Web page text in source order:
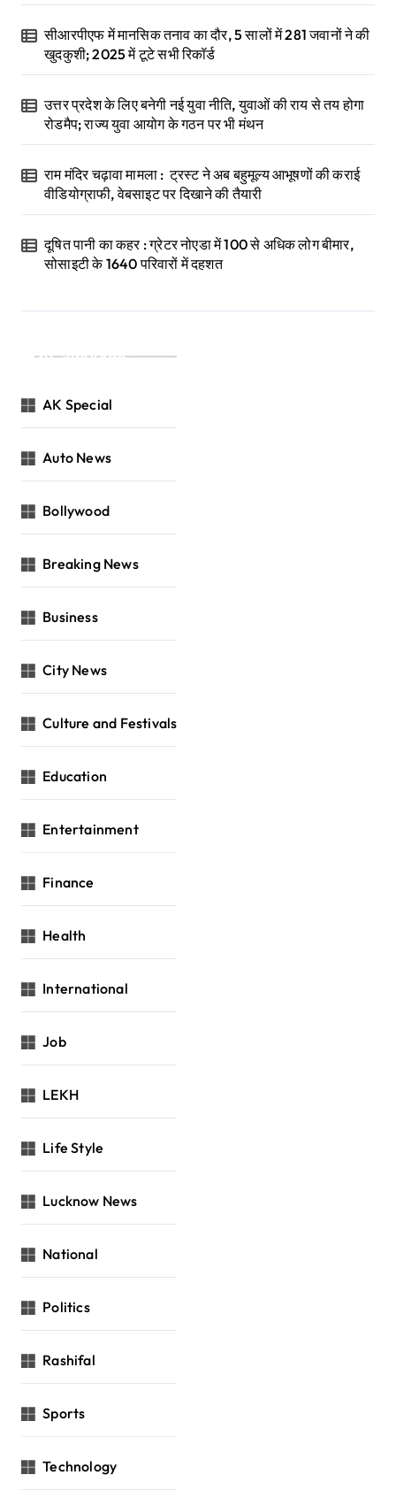
सीआरपीएफ में मानसिक तनाव का दौर, 5 सालों में 281 जवानों ने की
खुदकुशी; 2025 में टूटे सभी रिकॉर्ड
उत्तर प्रदेश के लिए बनेगी नई युवा नीति, युवाओं की राय से तय होगा
रोडमैप; राज्य युवा आयोग के गठन पर भी मंथन
राम मंदिर चढ़ावा मामला : ट्रस्ट ने अब बहुमूल्य आभूषणों की कराई
वीडियोग्राफी, वेबसाइट पर दिखाने की तैयारी
दूषित पानी का कहर : ग्रेटर नोएडा में 100 से अधिक लोग बीमार,
सोसाइटी के 1640 परिवारों में दहशत
Categories
AK Special
Auto News
Bollywood
Breaking News
Business
City News
Culture and Festivals
Education
Entertainment
Finance
Health
International
Job
LEKH
Life Style
Lucknow News
National
Politics
Rashifal
Sports
Technology